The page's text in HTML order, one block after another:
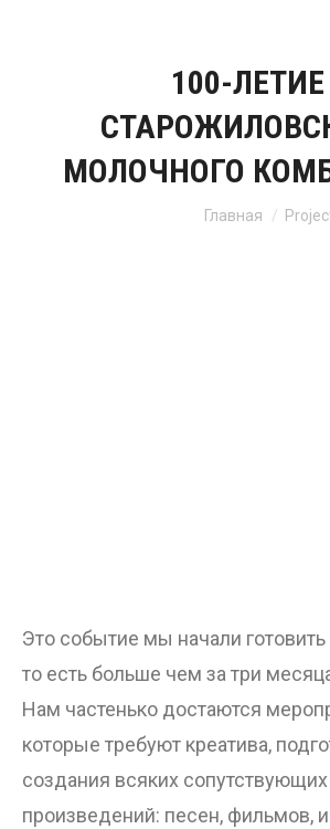
100-ЛЕТИЕ
МОЛОЧНОГО
Вы здесь:
Главная
Это событие мы начали
то есть больше чем за три
Нам частенько достаются
которые требуют креатива,
создания всяких
произведений: песен, фильмов,